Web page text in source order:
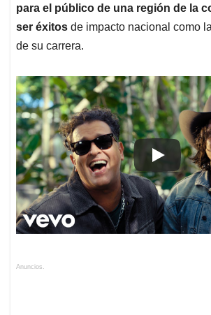
para el público de una región de la
ser éxitos de impacto nacional como
de su carrera.
Anuncios.